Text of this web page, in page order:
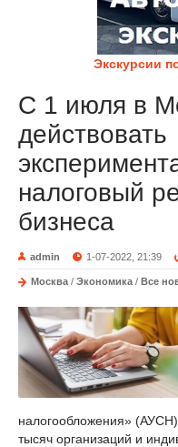
Экскурсии
С 1 июля в
действовать
налоговый
бизнеса
admin 1-07-2022, 21:39
Москва / Экономика / Все
налогообложения»
тысяч организаций и